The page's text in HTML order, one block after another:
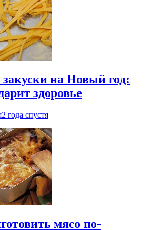
на Новый год:
здоровье
2 года спустя
мясо по-